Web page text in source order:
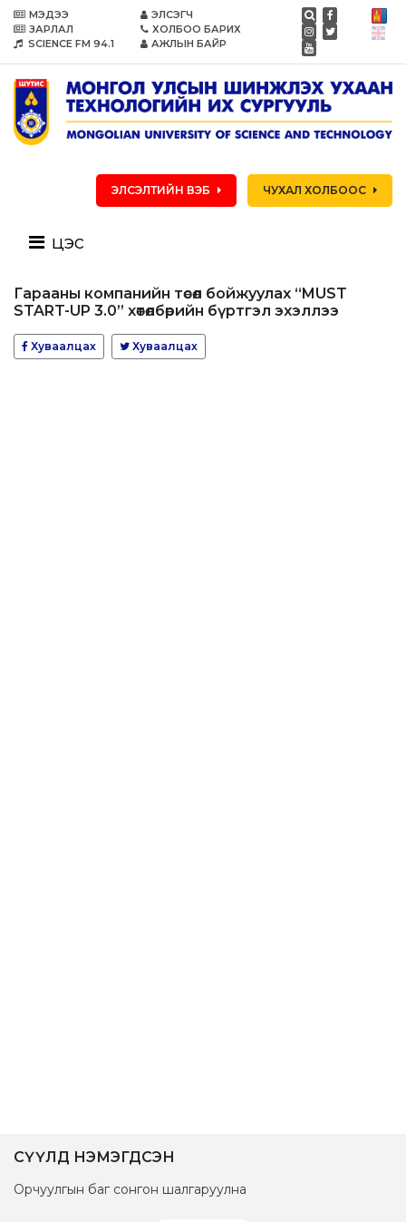
МЭДЭЭ
ЗАРЛАЛ
SCIENCE FM 94.1
ЭЛСЭГЧ
ХОЛБОО БАРИХ
АЖЛЫН БАЙР
ЭЛСЭЛТИЙН ВЭБ ЧУХАЛ ХОЛБООС
цэс
Гарааны компанийн төсөл бойжуулах “MUST
START-UP 3.0” хөтөлбөрийн бүртгэл эхэллээ
Хуваалцах Хуваалцах
СҮҮЛД НЭМЭГДСЭН
Орчуулгын баг сонгон шалгаруулна